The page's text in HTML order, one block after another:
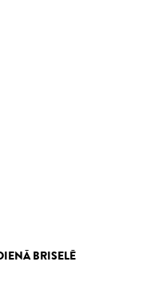
BRISELĒ